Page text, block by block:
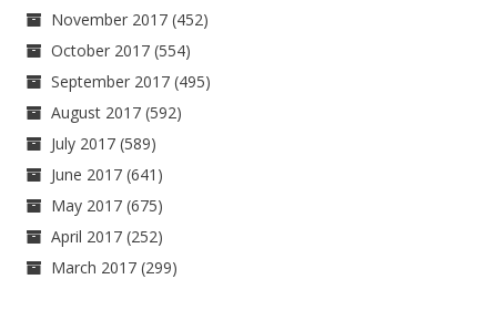
November 2017 (452)
October 2017 (554)
September 2017 (495)
August 2017 (592)
July 2017 (589)
June 2017 (641)
May 2017 (675)
April 2017 (252)
March 2017 (299)